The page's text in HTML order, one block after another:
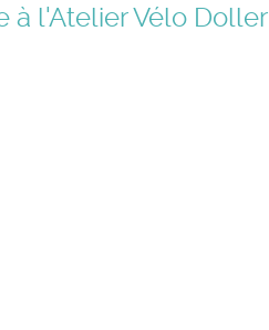
à l'Atelier Vélo Doller